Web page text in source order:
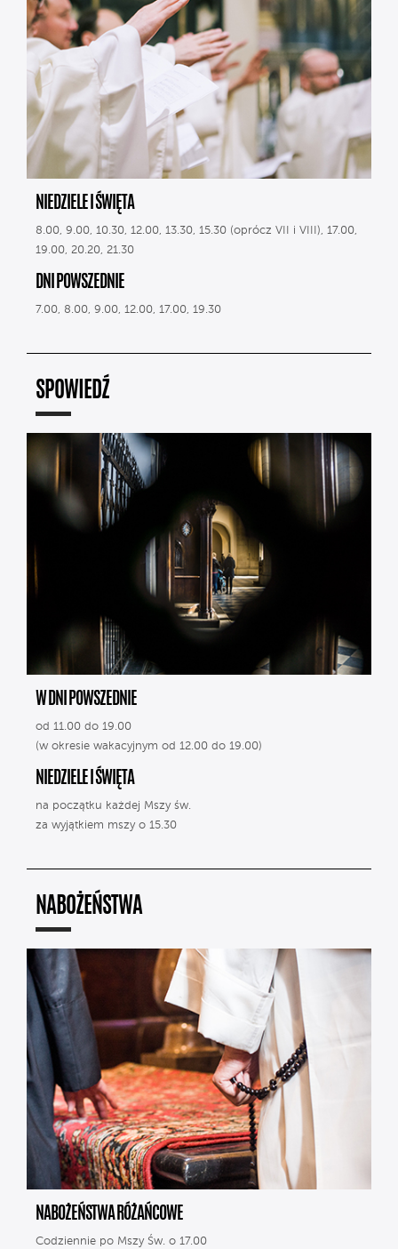
NIEDZIELE I ŚWIĘTA
8.00, 9.00, 10.30, 12.00, 13.30, 15.30 (oprócz VII i VIII), 17.00,
19.00, 20.20, 21.30
DNI POWSZEDNIE
7.00, 8.00, 9.00, 12.00, 17.00, 19.30
SPOWIEDŹ
W DNI POWSZEDNIE
od 11.00 do 19.00
(w okresie wakacyjnym od 12.00 do 19.00)
NIEDZIELE I ŚWIĘTA
na początku każdej Mszy św.
za wyjątkiem mszy o 15.30
NABOŻEŃSTWA
NABOŻEŃSTWA RÓŻAŃCOWE
Codziennie po Mszy Św. o 17.00